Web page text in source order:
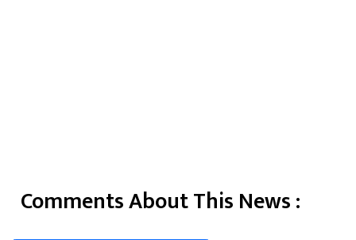
Comments About This News :